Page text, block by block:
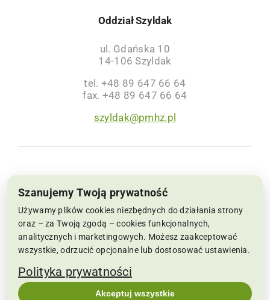
Oddział Szyldak
ul. Gdańska 10
14-106 Szyldak
tel. +48 89 647 66 64
fax. +48 89 647 66 64
szyldak@pmhz.pl
NIP: 6691002564, KRS: 0000063659 | Sąd
Rejonowy w Koszalinie IX Wydział Krajowego
Rejestru Sądowego Kapitał Zakładowy:
22.286.500 zł
zastrzeżone | Realizacja:SPIRRAVISION|
Szanujemy Twoją prywatność
Używamy plików cookies niezbędnych do działania strony
oraz – za Twoją zgodą – cookies funkcjonalnych,
analitycznych i marketingowych. Możesz zaakceptować
wszystkie, odrzucić opcjonalne lub dostosować ustawienia.
Polityka prywatności
Akceptuj wszystkie